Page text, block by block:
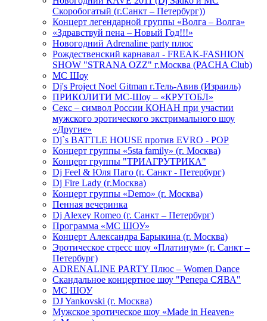
Скоробогатый (г.Санкт – Петербург))
Концерт легендарной группы «Волга – Волга»
«Здравствуй пена – Новый Год!!!»
Новогодний Adrenaline party плюс
Рождественский карнавал - FREAK-FASHION
SHOW "STRANA OZZ" г.Москва (PACHA Club)
MC Шоу
Dj's Project Noel Gitman г.Тель-Авив (Израиль)
ПРИКОЛИТИ МС-Шоу – «КРУТОБЛ»
Секс – символ России КОНАН при участии
мужского эротического экстримального шоу
«Другие»
Dj`s BATTLE HOUSE против EVRO - POP
Концерт группы «5sta family» (г. Москва)
Концерт группы "ТРИАГРУТРИКА"
Dj Feel & Юля Паго (г. Санкт - Петербург)
Dj Fire Lady (г.Москва)
Концерт группы «Demo» (г. Москва)
Пенная вечеринка
Dj Alexey Romeo (г. Санкт – Петербург)
Программа «МС ШОУ»
Концерт Александра Барыкина (г. Москва)
Эротическое стресс шоу «Платинум» (г. Санкт –
Петербург)
ADRENALINE PARTY Плюс – Women Dance
Скандальное концертное шоу "Репера СЯВА"
МС ШОУ
DJ Yankovski (г. Москва)
Мужское эротическое шоу «Made in Heaven»